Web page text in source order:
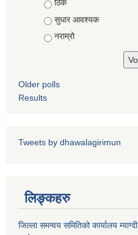
ठिकै
सुधार आवश्यक
नराम्रो
Older polls
Results
Tweets by dhawalagirimun
लिङ्कहरु
जिल्ला समन्वय समितिको कार्यालय म्याग्दी